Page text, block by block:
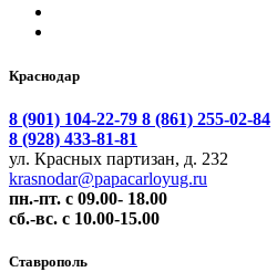
Краснодар
8 (901) 104-22-79 8 (861) 255-02-84
8 (928) 433-81-81
ул. Красных партизан, д. 232
krasnodar@papacarloyug.ru
пн.-пт. с 09.00- 18.00
сб.-вс. с 10.00-15.00
Ставрополь